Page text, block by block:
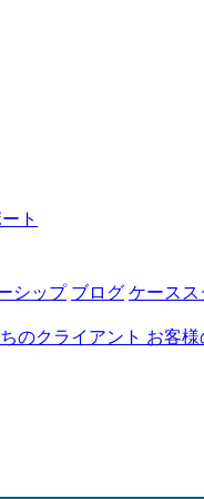
ト
シップ ブログ ケースス
のクライアント お客様